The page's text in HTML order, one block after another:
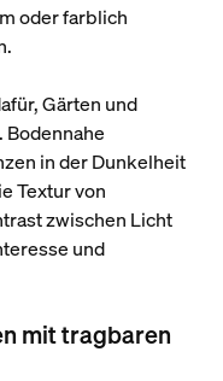
oder farblich
Gärten und
in der Dunkelheit
Textur von
zwischen Licht
und
mit tragbaren